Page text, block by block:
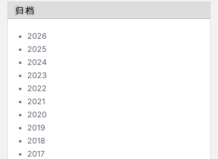
归档
2026
2025
2024
2023
2022
2021
2020
2019
2018
2017